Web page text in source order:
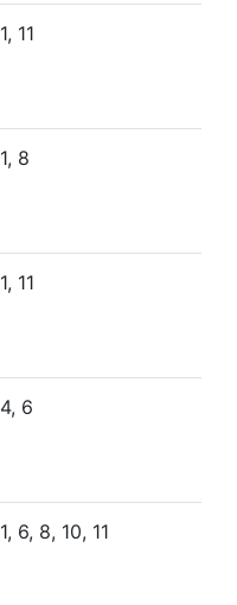
1, 11
1, 8
1, 11
4, 6
1, 6, 8, 10, 11